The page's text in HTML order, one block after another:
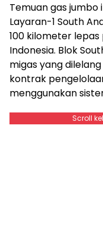
Temuan gas jumbo
Layaran-1 South
100 kilometer
Indonesia. Blok
migas yang
kontrak
menggunakan
Scroll